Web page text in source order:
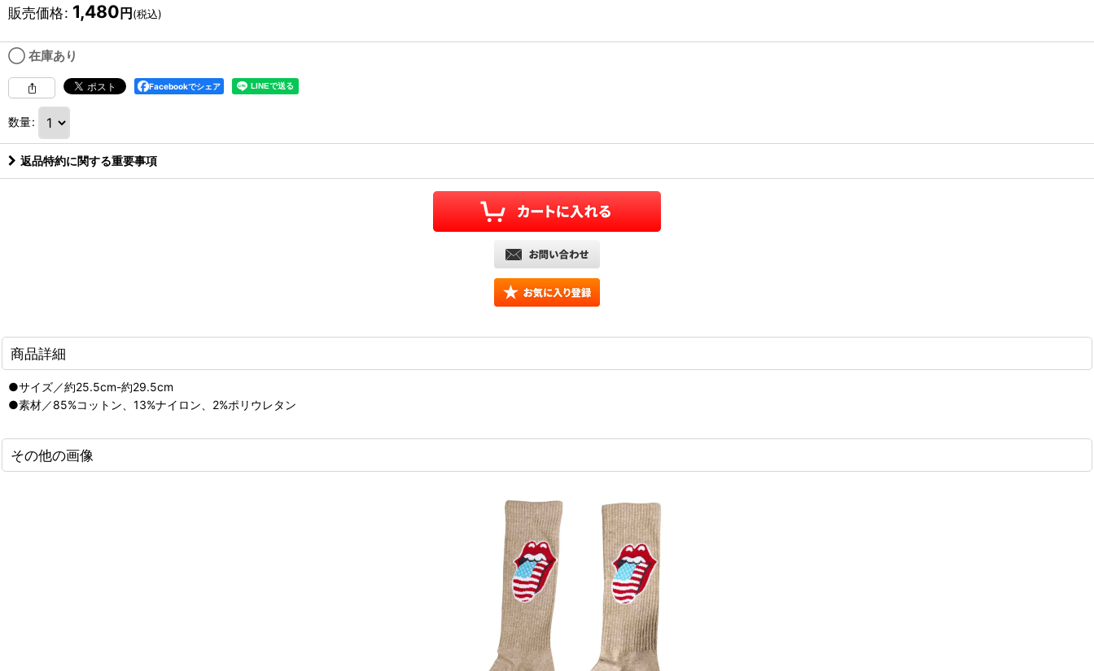
販売価格: 1,480 円 (税込)
◯ 在庫あり
Facebookでシェア
数量:
返品特約に関する重要事項
商品詳細
●サイズ／約25.5cm-約29.5cm
●素材／85%コットン、13%ナイロン、2%ポリウレタン
その他の画像